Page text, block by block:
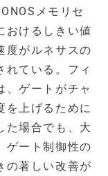
メモリセ
おけるしきい値
度がルネサスの
れている。フィ
、ゲートがチャ
を上げるために
た場合でも、大
ゲート制御性の
の著しい改善が